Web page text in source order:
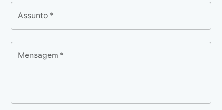
Assunto *
Mensagem *